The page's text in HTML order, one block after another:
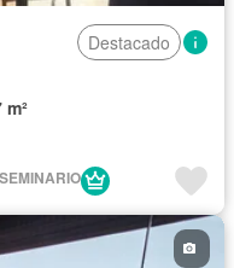
Destacado
m²